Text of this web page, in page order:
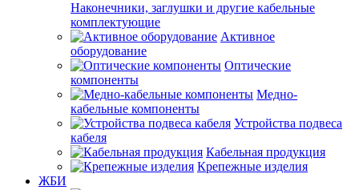
Наконечники, заглушки и другие кабельные
комплектующие
Активное
оборудование
Оптические
компоненты
Медно-
кабельные компоненты
Устройства подвеса
кабеля
Кабельная продукция
Крепежные изделия
ЖБИ